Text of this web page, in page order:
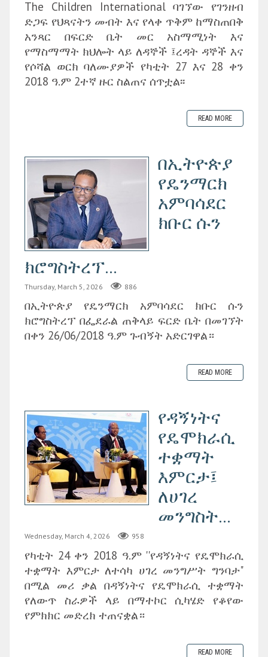
The Children International ባገኘው የገንዘብ
ድጋፍ የህጻናትን መብት እና የላቀ ጥቅም ከማስጠበቅ
አንጻር በፍርድ ቤት መር አስማሚነት እና
የማስማማት ክህሎት ላይ ለዳኞች ፤ረዳት ዳኞች እና
የሶሻል ወርክ ባለሙያዎች የካቲት 27 እና 28 ቀን
2018 ዓ.ም 2ተኛ ዙር ስልጠና ሰጥቷል፡፡
READ MORE
በኢትዮጵያ
የዴንማርክ
አምባሳደር
ክቡር ሱን
ክሮግስትረፕ...
Thursday, March 5, 2026 886
በኢትዮጵያ የዴንማርክ አምባሳደር ክቡር ሱን
ክሮግስትረፕ በፌደራል ጠቅላይ ፍርድ ቤት በመገኘት
በቀን 26/06/2018 ዓ.ም ጉብኝት አድርገዋል።
READ MORE
የዳኝነትና
የዴሞክራሲ
ተቋማት
እምርታ፤
ለሀገረ
መንግስት...
Wednesday, March 4, 2026 958
የካቲት 24 ቀን 2018 ዓ.ም ''የዳኝነትና የዴሞክራሲ
ተቋማት እምርታ ለተሳካ ሀገረ መንግሥት ግንባታ"
በሚል መሪ ቃል በዳኝነትና የዴሞክራሲ ተቋማት
የለውጥ ስራዎች ላይ በማተኮር ሲካሄድ የቆየው
የምክክር መድረክ ተጠናቋል።
READ MORE